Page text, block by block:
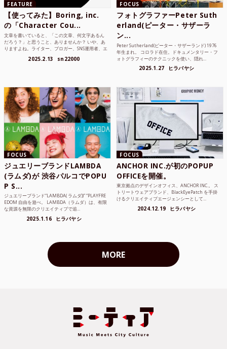
FEATURE
【使ってみた】Boring, inc.
の「Character Cou...
文章を書いていると、「この文章、何文字あるん
だろう？」と思うこと、ありませんか？ いや、あ
りますよね。ライター、ブロガー、SNS運用者、エ
2025.2.13 sn22000
FOCUS
フォトグラファーPeter Suth
erland(ピーター・サザーラ
ン...
Peter Sutherland(ピーター・サザーランド) 1976
年生まれ。 コロラド在住。ドキュメンタリー・フ
ォトグラフィーのテクニックを使い、隠れ...
2025.1.27 ヒラバヤシ
FOCUS
ジュエリーブランドLAMBDA
(ラムダ)が 渋谷パルコでPOPU
P S...
ジュエリーブランド“LAMBDA( ラムダ))” “PLAYFRE
EDOM 自由を遊べ。 LAMBDA（ラムダ）は、有限
な資源を無限のクリエイティブで追...
2025.1.16 ヒラバヤシ
FOCUS
ANCHOR INC.が初のPOPUP
OFFICEを開催。
東京拠点のデザインオフィス、ANCHOR INC.。 ス
トリートウェアブランド、BlackEyePatch を手掛
けるクリエイティブエージェンシーとして...
2024.12.19 ヒラバヤシ
MORE